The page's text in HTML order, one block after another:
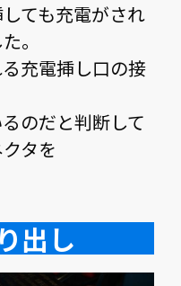
ても充電がされ
。
充電挿し口の接
のだと判断して
タを
出し